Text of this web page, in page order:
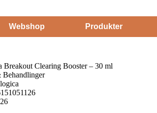
Webshop Produkter
Breakout Clearing Booster – 30 ml
Behandlinger